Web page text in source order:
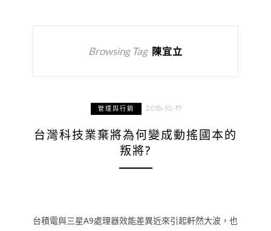
Browsing Tag 陳宜立
管理與行銷 2015-10-17
台灣科技業棄將為何變成動搖國本的
叛將?
台積電與三星A9處理器效能差異近來引起軒然大波，也